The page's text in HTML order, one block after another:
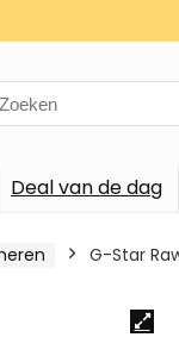
Deal van de dag
G-Star